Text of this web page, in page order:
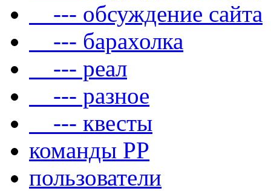
--- обсуждение сайта
--- барахолка
--- реал
--- разное
--- квесты
команды РР
пользователи